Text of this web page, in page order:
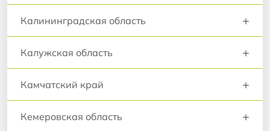
Калининградская область +
Калужская область +
Камчатский край +
Кемеровская область +